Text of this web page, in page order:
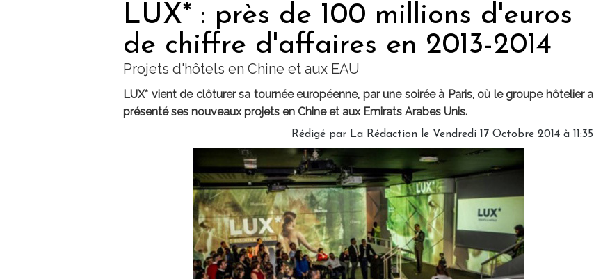
LUX* : près de 100 millions d'euros
de chiffre d'affaires en 2013-2014
Projets d'hôtels en Chine et aux EAU
LUX* vient de clôturer sa tournée européenne, par une soirée à Paris, où le groupe hôtelier a
présenté ses nouveaux projets en Chine et aux Emirats Arabes Unis.
Rédigé par La Rédaction le Vendredi 17 Octobre 2014 à 11:35